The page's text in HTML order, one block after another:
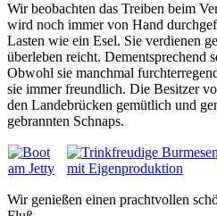
Wir beobachten das Treiben beim
wird noch immer von Hand
Lasten wie ein Esel. Sie verdienen
überleben reicht. Dementsprechend
Obwohl sie manchmal
sie immer freundlich. Die Besitzer
den Landebrücken gemütlich und
gebrannten Schnaps.
Wir genießen einen prachtvollen